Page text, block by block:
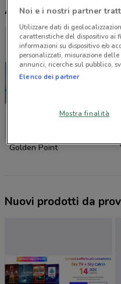
Altri volantini nelle
Golden Point
Nuovi prodotti da
Noi e i nostri partner
Utilizzare dati di
caratteristiche del dispositivo ai
informazioni su dispositivo e/o
personalizzati, misurazione
annunci, ricerche sul pubblico,
Elenco dei partner
Mostra finalità